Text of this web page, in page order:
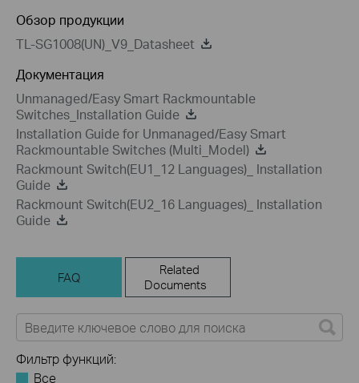
Обзор продукции
TL-SG1008(UN)_V9_Datasheet
Документация
Unmanaged/Easy Smart Rackmountable
Switches_Installation Guide
Installation Guide for Unmanaged/Easy Smart
Rackmountable Switches (Multi_Model)
Rackmount Switch(EU1_12 Languages)_ Installation
Guide
Rackmount Switch(EU2_16 Languages)_ Installation
Guide
FAQ
Related
Documents
Фильтр функций:
Все